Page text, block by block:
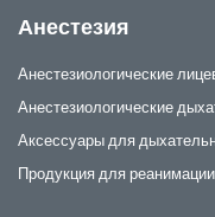
Анестезия
Анестезиологические
Анестезиологические
Аксессуары для
Продукция для